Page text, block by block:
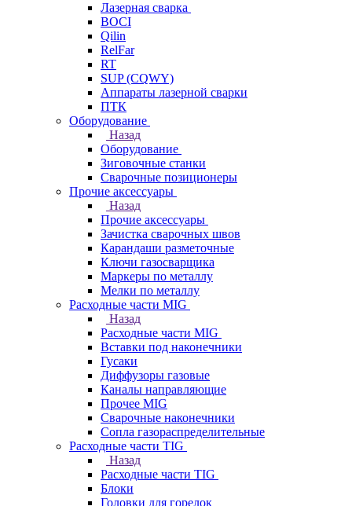
Лазерная сварка
BOCI
Qilin
RelFar
RT
SUP (CQWY)
Аппараты лазерной сварки
ПТК
Оборудование
Назад
Оборудование
Зиговочные станки
Сварочные позиционеры
Прочие аксессуары
Назад
Прочие аксессуары
Зачистка сварочных швов
Карандаши разметочные
Ключи газосварщика
Маркеры по металлу
Мелки по металлу
Расходные части MIG
Назад
Расходные части MIG
Вставки под наконечники
Гусаки
Диффузоры газовые
Каналы направляющие
Прочее MIG
Сварочные наконечники
Сопла газораспределительные
Расходные части TIG
Назад
Расходные части TIG
Блоки
Головки для горелок